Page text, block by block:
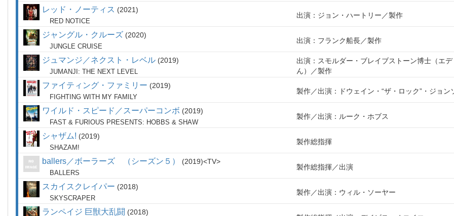
レッド・ノーティス 2021
RED NOTICE
出演：ジョン・ハートリー 製作
ジャングル・クルーズ 2020
JUNGLE CRUISE
出演：フランク船長 製作
ジュマンジ／ネクスト・レベル 2019
JUMANJI: THE NEXT LEVEL
出演：スモルダー・ブレイブストーン博士（エ
ん）
製作
ファイティング・ファミリー 2019
FIGHTING WITH MY FAMILY
製作 出演：ドウェイン・“ザ・ロック”・ジョン
ワイルド・スピード／スーパーコンボ 2019
FAST & FURIOUS PRESENTS: HOBBS & SHAW
製作 出演：ルーク・ホブス
シャザム! 2019
SHAZAM!
製作総指揮
ballers／ボーラーズ （シーズン５） 2019 TV
BALLERS
製作総指揮 出演
スカイスクレイパー 2018
SKYSCRAPER
製作 出演：ウィル・ソーヤー
ランペイジ 巨獣大乱闘 2018